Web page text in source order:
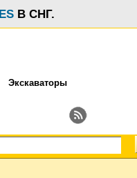
В СНГ.
Экскаваторы